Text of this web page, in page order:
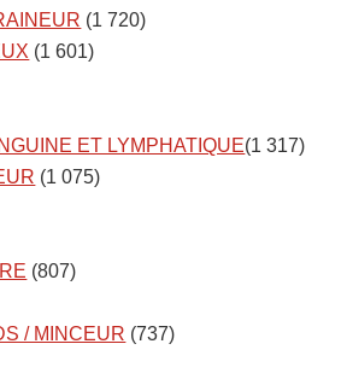
(1 720)
(1 601)
ET LYMPHATIQUE(1 317)
(1 075)
(807)
/ MINCEUR (737)